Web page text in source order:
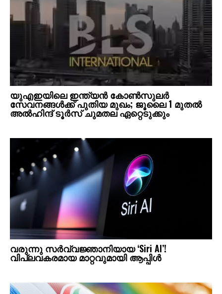
യുഎഇയിലെ ഇന്ത്യൻ കോൺസുലർ
സേവനങ്ങൾക്ക് പുതിയ മുഖം; ജൂലൈ 1 മുതൽ
അൽഹിന്ദ് ടൂർസ് ചുമതല ഏറ്റെടുക്കും
വരുന്നു സർവ്വജ്ഞാനിയായ ‘Siri AI’!
വിപ്ലവകരമായ മാറ്റവുമായി ആപ്പിൾ